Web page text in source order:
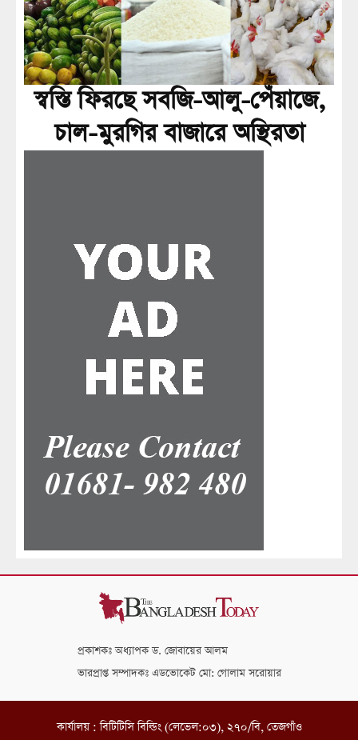
স্বস্তি ফিরছে সবজি-আলু-পেঁয়াজে,
চাল-মুরগির বাজারে অস্থিরতা
প্রকাশকঃ অধ্যাপক ড. জোবায়ের আলম
ভারপ্রাপ্ত সম্পাদকঃ এডভোকেট মো: গোলাম সরোয়ার
কার্যালয় : বিটিটিসি বিল্ডিং (লেভেল:০৩), ২৭০/বি, তেজগাঁও